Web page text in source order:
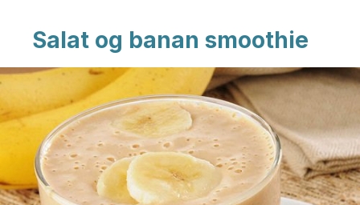
Salat og banan smoothie